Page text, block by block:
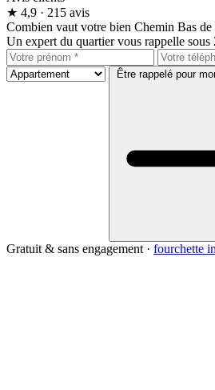
★ 4,9 · 215 avis
Combien vaut votre bien Chemin Bas de
Un expert du quartier vous rappelle sous
Être rappelé pour
Gratuit & sans engagement · fourchette